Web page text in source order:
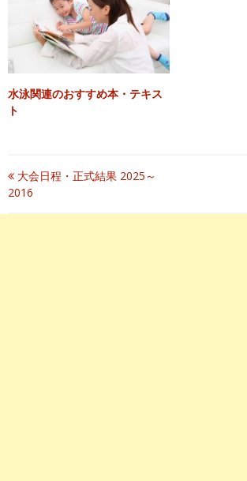
水泳関連のおすすめ本・テキス
ト
投
稿
大会日程・正式結果 2025～
2016